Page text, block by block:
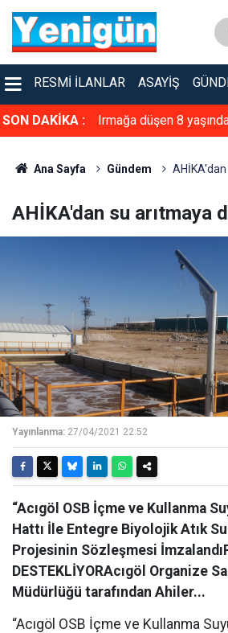
RESMI İLANLAR ASAYIŞ
SON DAKİKA :
vurdu! Irmağa düşen 8
Ana Sayfa Gündem
AHİKA'dan su arıtmaya
Yayınlanma: 27/04/2021 22:52
“Acıgöl OSB İçme ve Kullanma
Hattı İle Entegre Biyolojik Atık
Projesinin Sözleşmesi
DESTEKLİYORAcıgöl Organize
Müdürlüğü tarafından Ahiler...
“Acıgöl OSB İçme ve Kullanma